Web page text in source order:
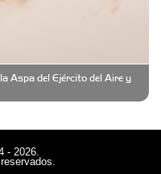
Rellenos!
Aspa del Ejército del Aire y
- 2026.